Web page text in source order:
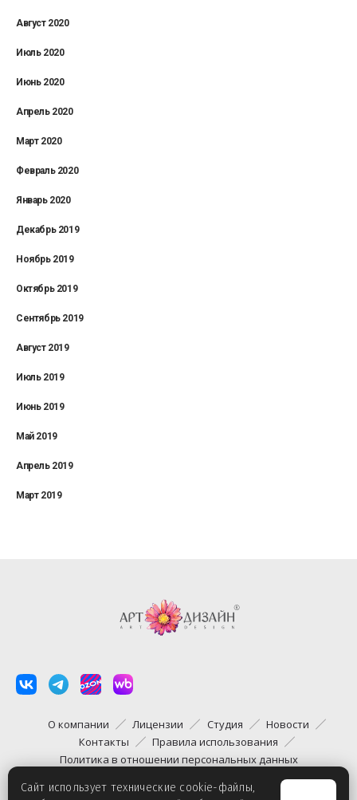
Август 2020
Июль 2020
Июнь 2020
Апрель 2020
Март 2020
Февраль 2020
Январь 2020
Декабрь 2019
Ноябрь 2019
Октябрь 2019
Сентябрь 2019
Август 2019
Июль 2019
Июнь 2019
Май 2019
Апрель 2019
Март 2019
О компании Лицензии Студия
Новости
Контакты
Правила использования
Политика в отношении персональных данных
Сайт использует технические cookie-файлы,